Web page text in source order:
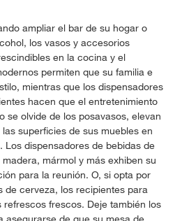
ampliar el bar de su hogar o
los vasos y accesorios
en la cocina y el
permiten que su familia e
mientras que los dispensadores
hacen que el entretenimiento
se olvide de los posavasos, elevan
superficies de sus muebles en
Los dispensadores de bebidas de
mármol y más exhiben su
para la reunión. O, si opta por
de cerveza, los recipientes para
refrescos frescos. Deje también los